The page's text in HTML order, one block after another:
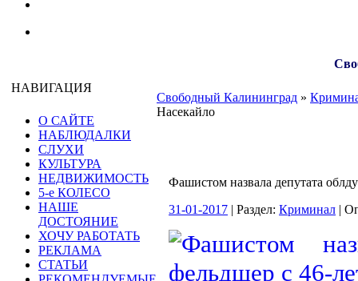
НАВИГАЦИЯ
О САЙТЕ
НАБЛЮДАЛКИ
СЛУХИ
КУЛЬТУРА
НЕДВИЖИМОСТЬ
5-е КОЛЕСО
НАШЕ
ДОСТОЯНИЕ
ХОЧУ РАБОТАТЬ
РЕКЛАМА
СТАТЬИ
Свободный Калининград »
Насекайло
Фашистом назвала депутата
31-01-2017 | Раздел: Криминал |